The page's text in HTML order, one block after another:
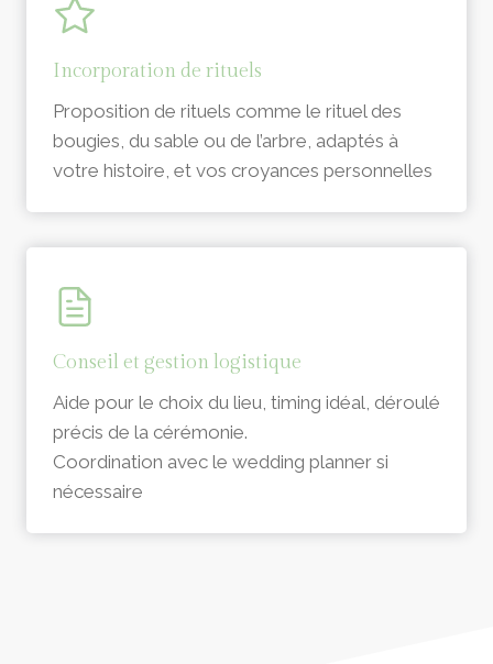
Incorporation de rituels
Proposition de rituels comme le rituel des
bougies, du sable ou de l’arbre, adaptés à
votre histoire, et vos croyances personnelles
Conseil et gestion logistique
Aide pour le choix du lieu, timing idéal, déroulé
précis de la cérémonie.
Coordination avec le wedding planner si
nécessaire